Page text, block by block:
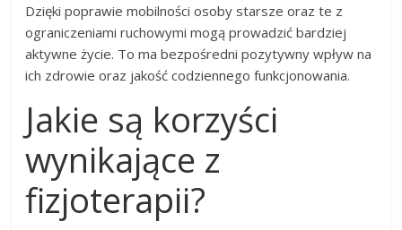
Dzięki poprawie mobilności osoby starsze oraz te z
ograniczeniami ruchowymi mogą prowadzić bardziej
aktywne życie. To ma bezpośredni pozytywny wpływ na
ich zdrowie oraz jakość codziennego funkcjonowania.
Jakie są korzyści
wynikające z
fizjoterapii?